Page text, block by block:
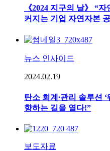
《2024 지구의 날》 “
커지는 기업 자연자본
뉴스 인사이드
2024.02.19
탄소 회계∙관리 솔루션
향하는 길을 열다!”
보도자료